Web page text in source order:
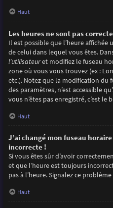
Haut
Les heures ne sont pas
Il est possible que l’heure
de celui dans lequel vous êtes.
l’utilisateuret modifiez le fuseau
zone où vous vous trouvez (ex :
etc.). Notez que la modification du
des paramètres, n’est accessible
vous n’êtes pas enregistré, c’est
Haut
J’ai changé mon fuseau
incorrecte !
Si vous êtes sûr d’avoir
et que l’heure est toujours
pas à l’heure. Signalez ce
Haut